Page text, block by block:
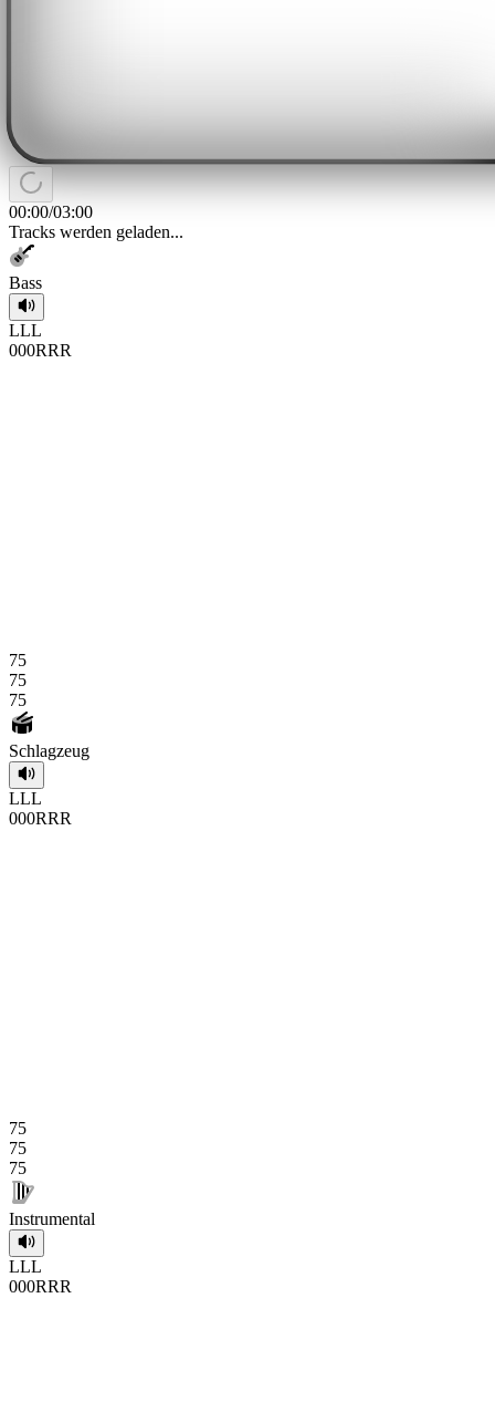
00:00/03:00
Tracks werden geladen...
Bass
LLL
000RRR
75
75
75
Schlagzeug
LLL
000RRR
75
75
75
Instrumental
LLL
000RRR